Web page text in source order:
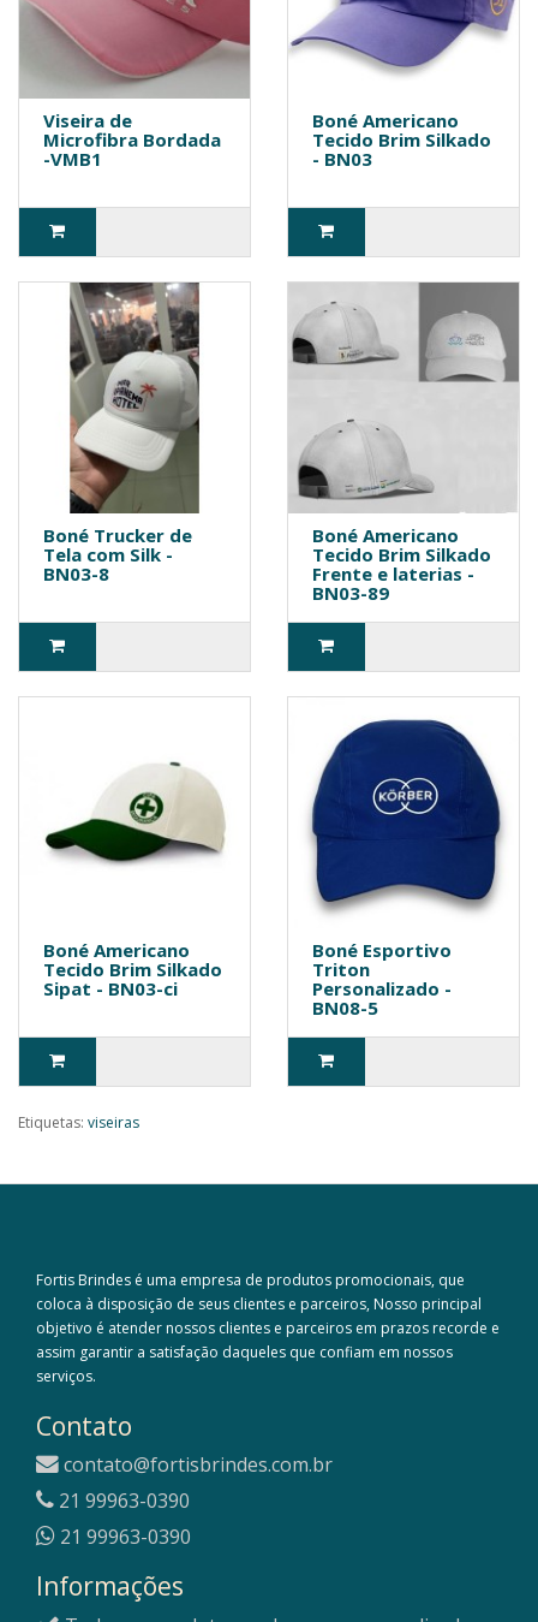
Viseira de
Microfibra Bordada
-VMB1
Boné Americano
Tecido Brim Silkado
- BN03
Boné Trucker de
Tela com Silk -
BN03-8
Boné Americano
Tecido Brim Silkado
Frente e laterias -
BN03-89
Boné Americano
Tecido Brim Silkado
Sipat - BN03-ci
Boné Esportivo
Triton
Personalizado -
BN08-5
Etiquetas: viseiras
Fortis Brindes é uma empresa de produtos promocionais, que
coloca à disposição de seus clientes e parceiros, Nosso principal
objetivo é atender nossos clientes e parceiros em prazos recorde e
assim garantir a satisfação daqueles que confiam em nossos
serviços.
Contato
contato@fortisbrindes.com.br
21 99963-0390
21 99963-0390
Informações